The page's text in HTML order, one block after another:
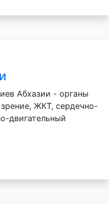
Абхазии - органы
ЖКТ, сердечно-
двигательный